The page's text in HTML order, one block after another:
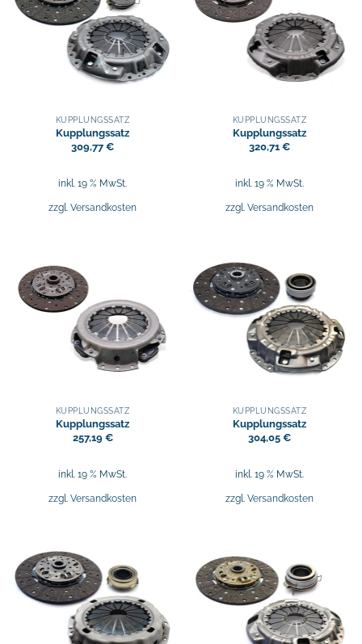
KUPPLUNGSSATZ
Kupplungssatz
309,77€
inkl. 19 % MwSt.
zzgl. Versandkosten
KUPPLUNGSSATZ
Kupplungssatz
320,71€
inkl. 19 % MwSt.
zzgl. Versandkosten
KUPPLUNGSSATZ
Kupplungssatz
257,19 €
inkl. 19 % MwSt.
zzgl. Versandkosten
KUPPLUNGSSATZ
Kupplungssatz
304,05 €
inkl. 19 % MwSt.
zzgl. Versandkosten